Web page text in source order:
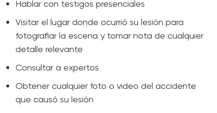
Hablar con testigos presenciales
Visitar el lugar donde ocurrió su lesión para
fotografiar la escena y tomar nota de cualquier
detalle relevante
Consultar a expertos
Obtener cualquier foto o video del accidente
que causó su lesión